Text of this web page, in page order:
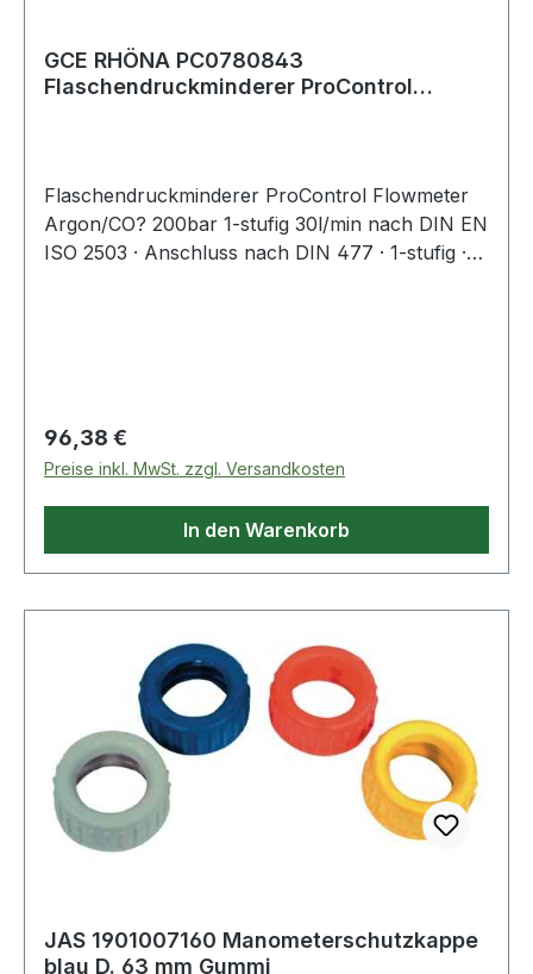
GCE RHÖNA PC0780843
Flaschendruckminderer ProControl
Flaschendruckminderer ProControl Flowmeter
Argon/CO? 200bar 1-stufig 30l/min nach DIN EN
ISO 2503 · Anschluss nach DIN 477 · 1-stufig ·
Regulärer Preis:
96,38 €
Preise inkl. MwSt. zzgl. Versandkosten
In den Warenkorb
JAS 1901007160 Manometerschutzkappe
blau D. 63 mm Gummi